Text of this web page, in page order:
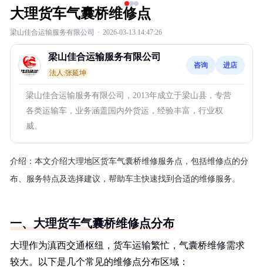
大理货车气囊桥维修点
梁山佳合运输服务有限公司 · 2026-03-13 14:47:26
梁山佳合运输服务有限公司
法人:张延坤
咨询 进店
梁山佳合运输服务有限公司，2013年成立于梁山县，专营
各类运输车，业务涵盖国内外货运，经验丰富，行业权
威。
介绍： 本文介绍大理地区货车气囊桥维修服务点，包括维修点的分
布、服务特点及选择建议，帮助车主快速找到合适的维修服务。
一、大理货车气囊桥维修点分布
大理作为滇西交通枢纽，货车运输繁忙，气囊桥维修需求
较大。以下是几个常见的维修点分布区域：